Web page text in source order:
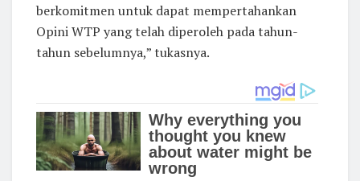
berkomitmen untuk dapat mempertahankan
Opini WTP yang telah diperoleh pada tahun-
tahun sebelumnya,” tukasnya.